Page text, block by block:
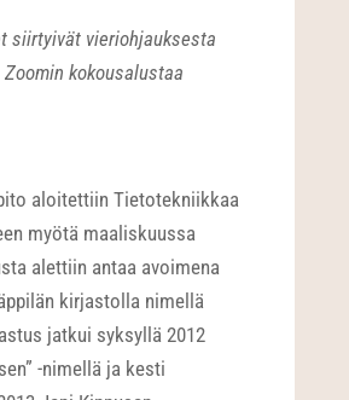
siirtyivät vieriohjauksesta
kokousalustaa
aloitettiin Tietotekniikkaa
myötä maaliskuussa
alettiin antaa avoimena
kirjastolla nimellä
jatkui syksyllä 2012
-nimellä ja kesti